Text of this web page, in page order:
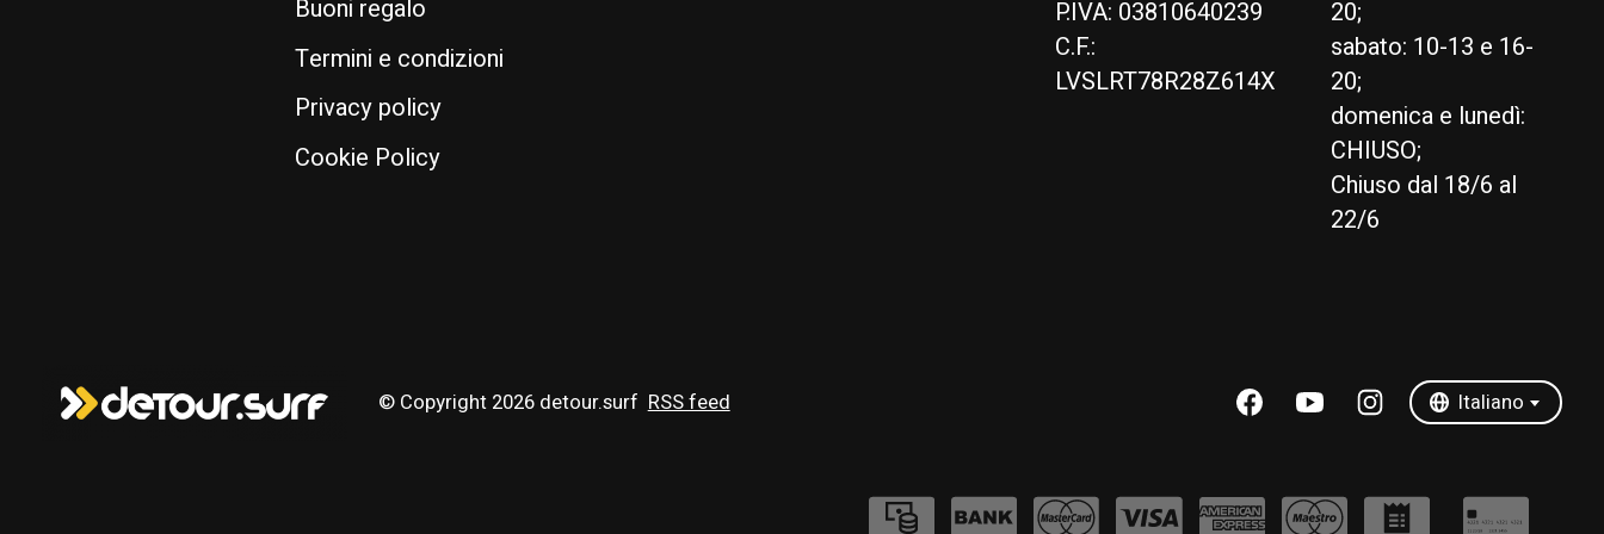
Buoni regalo
Termini e condizioni
Privacy policy
Cookie Policy
P.IVA: 03810640239
C.F.:
LVSLRT78R28Z614X
20;
sabato: 10-13 e 16-
20;
domenica e lunedì:
CHIUSO;
Chiuso dal 18/6 al
22/6
© Copyright 2026 detour.surf RSS feed Italiano